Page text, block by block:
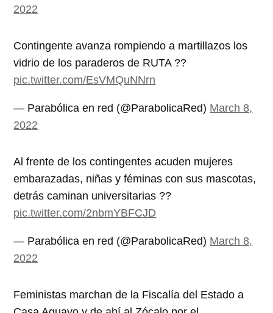
2022
Contingente avanza rompiendo a martillazos los
vidrio de los paraderos de RUTA ??
pic.twitter.com/EsVMQuNNrn
— Parabólica en red (@ParabolicaRed) March 8,
2022
Al frente de los contingentes acuden mujeres
embarazadas, niñas y féminas con sus mascotas,
detrás caminan universitarias ?‍?
pic.twitter.com/2nbmYBFCJD
— Parabólica en red (@ParabolicaRed) March 8,
2022
Feministas marchan de la Fiscalía del Estado a